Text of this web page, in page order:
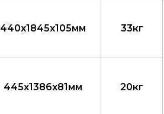
440x1845x105мм 33кг
445x1386x81мм 20кг